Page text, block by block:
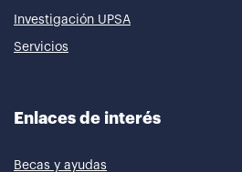
Investigación UPSA
Servicios
Enlaces de interés
Becas y ayudas